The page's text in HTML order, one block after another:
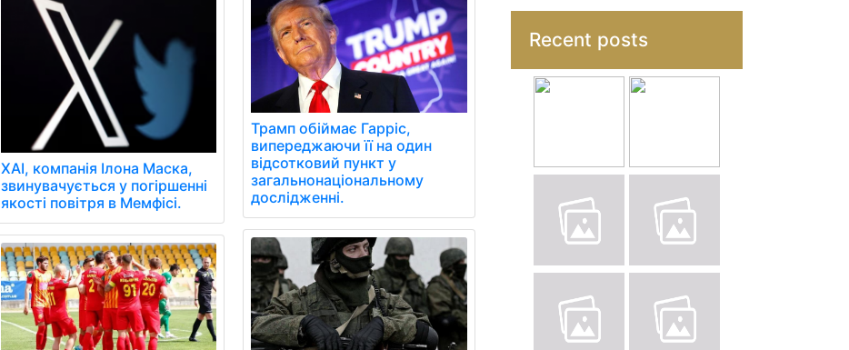
XAI, компанія Ілона Маска,
звинувачується у погіршенні
якості повітря в Мемфісі.
Трамп обіймає Гарріс,
випереджаючи її на один
відсотковий пункт у
загальнонаціональному
дослідженні.
Recent posts